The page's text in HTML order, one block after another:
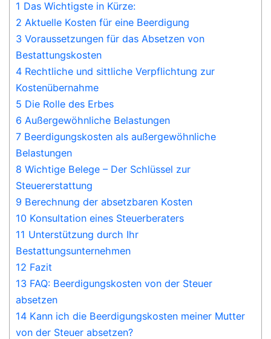
1 Das Wichtigste in Kürze:
2 Aktuelle Kosten für eine Beerdigung
3 Voraussetzungen für das Absetzen von
Bestattungskosten
4 Rechtliche und sittliche Verpflichtung zur
Kostenübernahme
5 Die Rolle des Erbes
6 Außergewöhnliche Belastungen
7 Beerdigungskosten als außergewöhnliche
Belastungen
8 Wichtige Belege – Der Schlüssel zur
Steuererstattung
9 Berechnung der absetzbaren Kosten
10 Konsultation eines Steuerberaters
11 Unterstützung durch Ihr
Bestattungsunternehmen
12 Fazit
13 FAQ: Beerdigungskosten von der Steuer
absetzen
14 Kann ich die Beerdigungskosten meiner Mutter
von der Steuer absetzen?